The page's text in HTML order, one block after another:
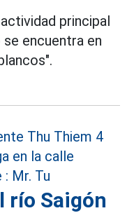
principal
encuentra en
río Saigón